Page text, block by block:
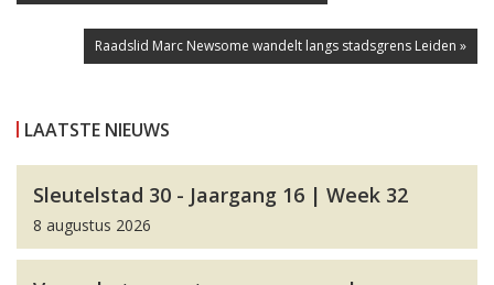
Raadslid Marc Newsome wandelt langs stadsgrens Leiden »
LAATSTE NIEUWS
Sleutelstad 30 - Jaargang 16 | Week 32
8 augustus 2026